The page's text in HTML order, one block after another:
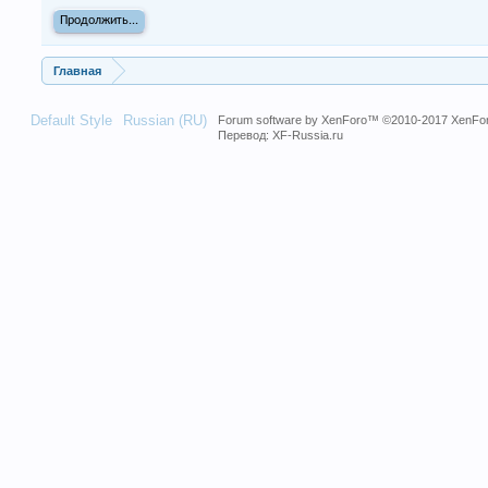
Продолжить...
Главная
Default Style Russian (RU) Forum software by XenForo™©2010-2017
Перевод:XF-Russia.ru